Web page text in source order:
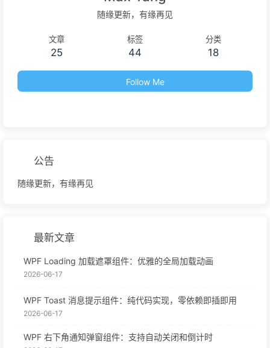
随缘更新，有缘再见
文章
25
标签
44
分类
18
Follow Me
公告
随缘更新，有缘再见
最新文章
WPF Loading 加载遮罩组件：优雅的全局加载动画
2026-06-17
WPF Toast 消息提示组件：纯代码实现，零依赖即插即用
2026-06-17
WPF 右下角通知弹窗组件：支持自动关闭和倒计时